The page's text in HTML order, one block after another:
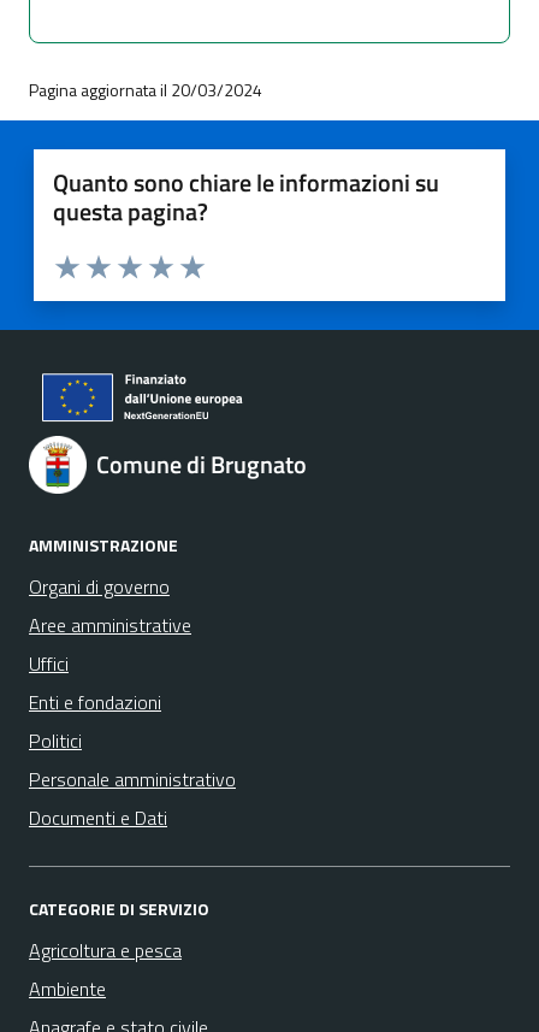
Pagina aggiornata il 20/03/2024
Quanto sono chiare le informazioni su
questa pagina?
Valuta 5 stelle su 5
Valuta 4 stelle su 5
Valuta 3 stelle su 5
Valuta 2 stelle su 5
Valuta 1 stelle su 5
Comune di Brugnato
AMMINISTRAZIONE
Organi di governo
Aree amministrative
Uffici
Enti e fondazioni
Politici
Personale amministrativo
Documenti e Dati
CATEGORIE DI SERVIZIO
Agricoltura e pesca
Ambiente